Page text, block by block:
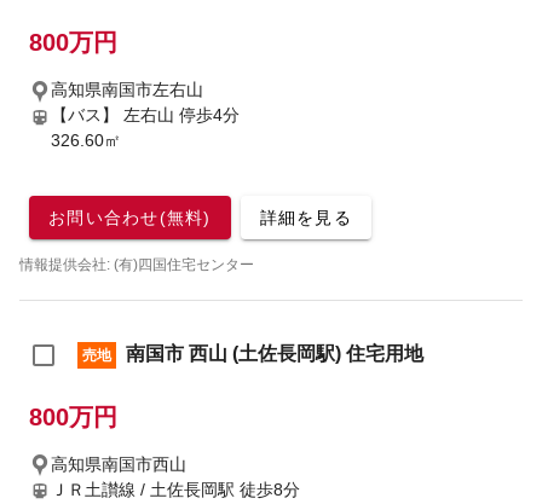
800万円
高知県南国市左右山
【バス】 左右山 停歩4分
326.60㎡
お問い合わせ(無料) 詳細を見る
情報提供会社: (有)四国住宅センター
売地 南国市 西山 (土佐長岡駅) 住宅用地
800万円
高知県南国市西山
ＪＲ土讃線 / 土佐長岡駅 徒歩8分